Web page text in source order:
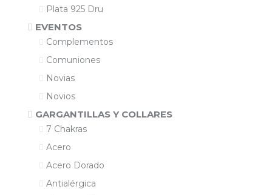
Plata 925 Dru
EVENTOS
Complementos
Comuniones
Novias
Novios
GARGANTILLAS Y COLLARES
7 Chakras
Acero
Acero Dorado
Antialérgica